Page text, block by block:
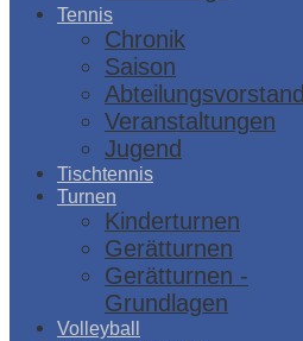
Tennis
Chronik
Saison
Abteilungsvorstand
Veranstaltungen
Jugend
Tischtennis
Turnen
Kinderturnen
Gerätturnen
Gerätturnen -
Grundlagen
Volleyball